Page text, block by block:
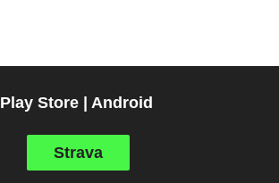
Play Store | Android
Strava